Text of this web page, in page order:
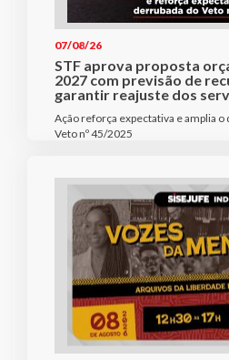
07/08/26
STF aprova proposta
2027 com previsão de
garantir reajuste dos
Ação reforça expectativa e amplia o
Veto nº 45/2025